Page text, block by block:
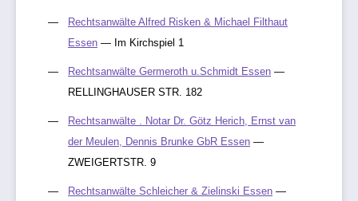
Rechtsanwälte Alfred Risken & Michael Filthaut
Essen — Im Kirchspiel 1
Rechtsanwälte Germeroth u.Schmidt Essen —
RELLINGHAUSER STR. 182
Rechtsanwälte . Notar Dr. Götz Herich, Ernst van
der Meulen, Dennis Brunke GbR Essen —
ZWEIGERTSTR. 9
Rechtsanwälte Schleicher & Zielinski Essen —